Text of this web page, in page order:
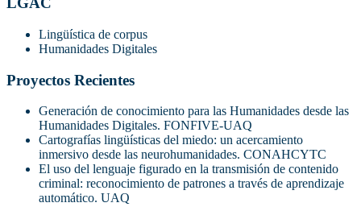
Lingüística de corpus
Humanidades Digitales
Proyectos Recientes
Generación de conocimiento para las Humanidades desde las
Humanidades Digitales. FONFIVE-UAQ
Cartografías lingüísticas del miedo: un acercamiento
inmersivo desde las neurohumanidades. CONAHCYTC
El uso del lenguaje figurado en la transmisión de contenido
criminal: reconocimiento de patrones a través de aprendizaje
automático. UAQ